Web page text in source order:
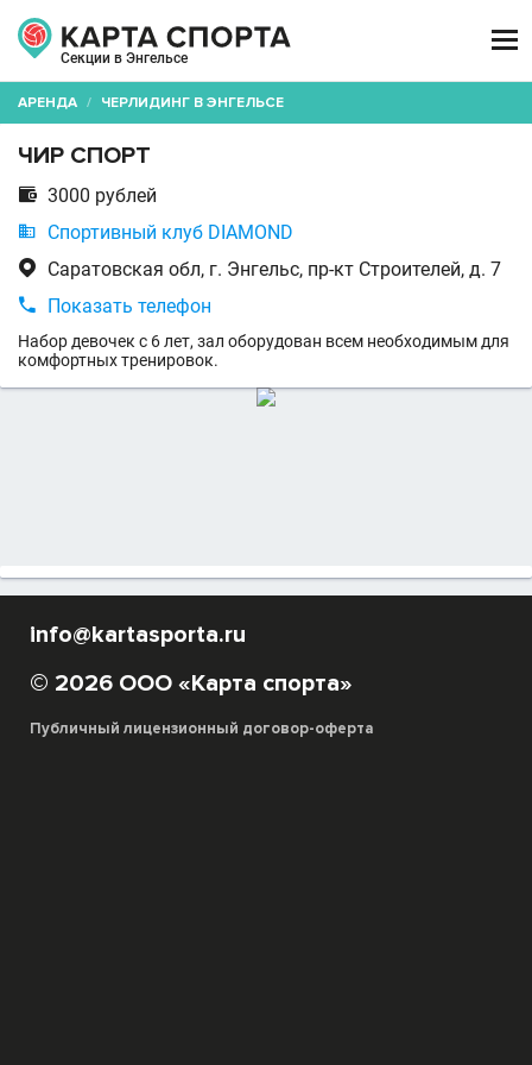
Секции в Энгельсе

АРЕНДА / ЧЕРЛИДИНГ В ЭНГЕЛЬСЕ
ЧИР СПОРТ
 3000 рублей
 Спортивный клуб DIAMOND
 Саратовская обл, г. Энгельс, пр-кт Строителей, д. 7
 Показать телефон
Набор девочек с 6 лет, зал оборудован всем необходимым для
комфортных тренировок.
info@kartasporta.ru
© 2026 ООО «Карта спорта»
Публичный лицензионный договор-оферта